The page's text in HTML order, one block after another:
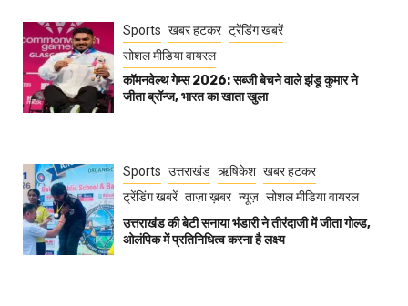
Sports खबर हटकर ट्रेंडिंग खबरें
सोशल मीडिया वायरल
कॉमनवेल्थ गेम्स 2026: सब्जी बेचने वाले झंडू कुमार ने
जीता ब्रॉन्ज, भारत का खाता खुला
Sports उत्तराखंड ऋषिकेश खबर हटकर
ट्रेंडिंग खबरें ताज़ा ख़बर न्यूज़ सोशल मीडिया वायरल
उत्तराखंड की बेटी सनाया भंडारी ने तीरंदाजी में जीता गोल्ड,
ओलंपिक में प्रतिनिधित्व करना है लक्ष्य